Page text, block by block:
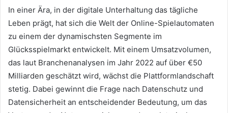
n
e
m
a
i
l
In einer Ära, in der digitale Unterhaltung das tägliche
Leben prägt, hat sich die Welt der Online-Spielautomaten
zu einem der dynamischsten Segmente im
Glücksspielmarkt entwickelt. Mit einem Umsatzvolumen,
das laut Branchenanalysen im Jahr 2022 auf über €50
Milliarden geschätzt wird, wächst die Plattformlandschaft
stetig. Dabei gewinnt die Frage nach Datenschutz und
Datensicherheit an entscheidender Bedeutung, um das